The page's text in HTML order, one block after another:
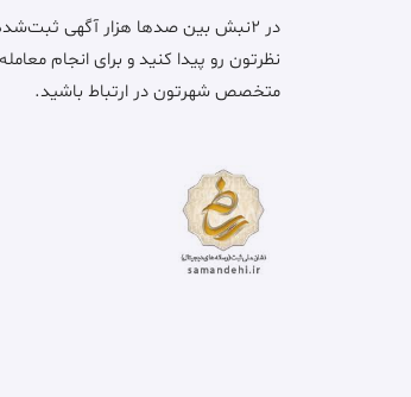
در ۲نبش بین صدها هزار آگهی
نظرتون رو پیدا کنید و برای انجام
متخصص شهرتون در ارتباط باشید.